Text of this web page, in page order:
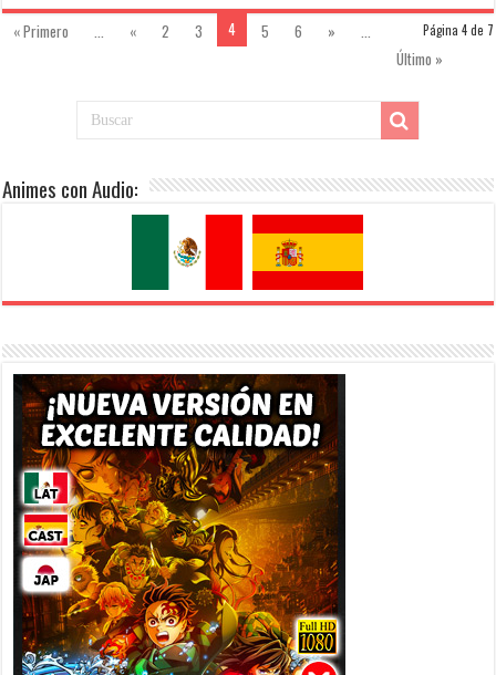
Página 4 de 7
« Primero « 2 3 4 5 6 »
Último »
Animes con Audio: